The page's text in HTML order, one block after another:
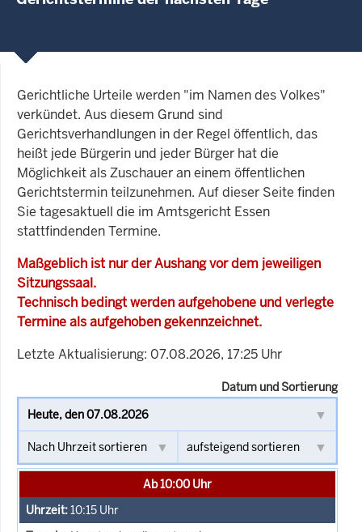
Gerichtliche Urteile werden "im Namen des Volkes"
verkündet. Aus diesem Grund sind
Gerichtsverhandlungen in der Regel öffentlich, das
heißt jede Bürgerin und jeder Bürger hat die
Möglichkeit als Zuschauer an einem öffentlichen
Gerichtstermin teilzunehmen. Auf dieser Seite finden
Sie tagesaktuell die im Amtsgericht Essen
stattfindenden Termine.
Maßgeblich ist nur der Aushang vor dem jeweiligen
Sitzungssaal.
Technisch bedingt werden aufgehobene und verlegte
Termine als aufgehoben gekennzeichnet.
Letzte Aktualisierung: 07.08.2026, 17:25 Uhr
Datum und Sortierung
Ab 10:00 Uhr
10:15 Uhr